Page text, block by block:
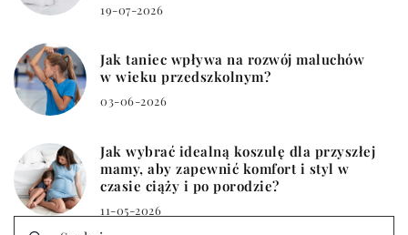
19-07-2026
Jak taniec wpływa na rozwój maluchów
w wieku przedszkolnym?
03-06-2026
Jak wybrać idealną koszulę dla przyszłej
mamy, aby zapewnić komfort i styl w
czasie ciąży i po porodzie?
11-05-2026